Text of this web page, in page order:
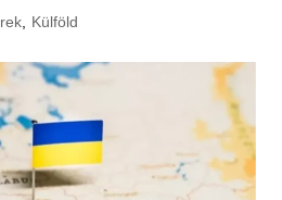
, Külföld